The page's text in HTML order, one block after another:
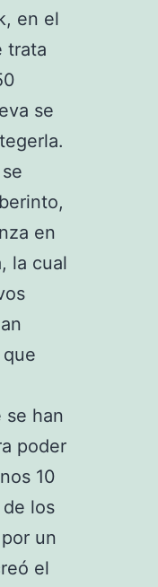
en el
trata
se
en
la cual
se han
poder
10
los
un
el